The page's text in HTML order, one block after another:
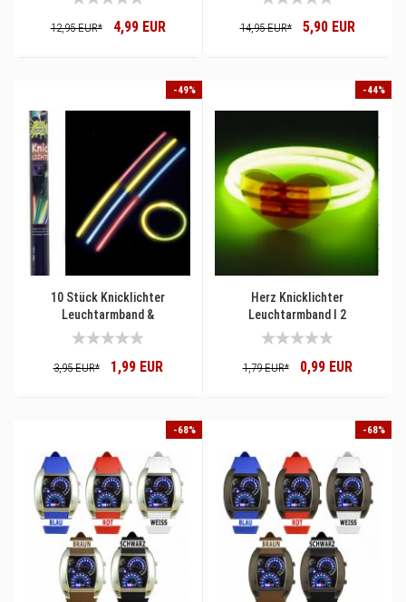
12,95 EUR*4,99 EUR
Ohrschmuck
14,95 EUR*5,90 EUR
-49%
10 Stück Knicklichter
Leuchtarmband &
Leuchthalskette 5 Farben
Party Set I Knicklicht 20cm
Leucht-Armbänder
3,95 EUR*1,99 EUR
-44%
Herz Knicklichter
Leuchtarmband I 2
Knicklichter mit Herz-
Verbindungsstück I Leucht-
Armbänder Geburtstagsparty I
1,79 EUR*0,99 EUR
-68% -68%